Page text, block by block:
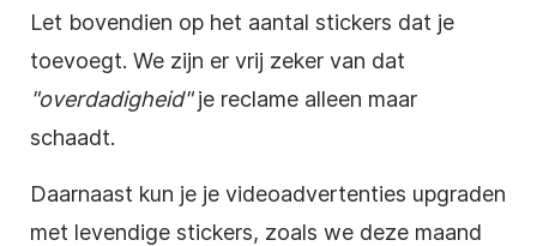
Let bovendien op het aantal stickers dat je
toevoegt. We zijn er vrij zeker van dat
"overdadigheid"je reclame alleen maar
schaadt.
Daarnaast kun je je videoadvertenties upgraden
met levendige stickers, zoals we deze maand